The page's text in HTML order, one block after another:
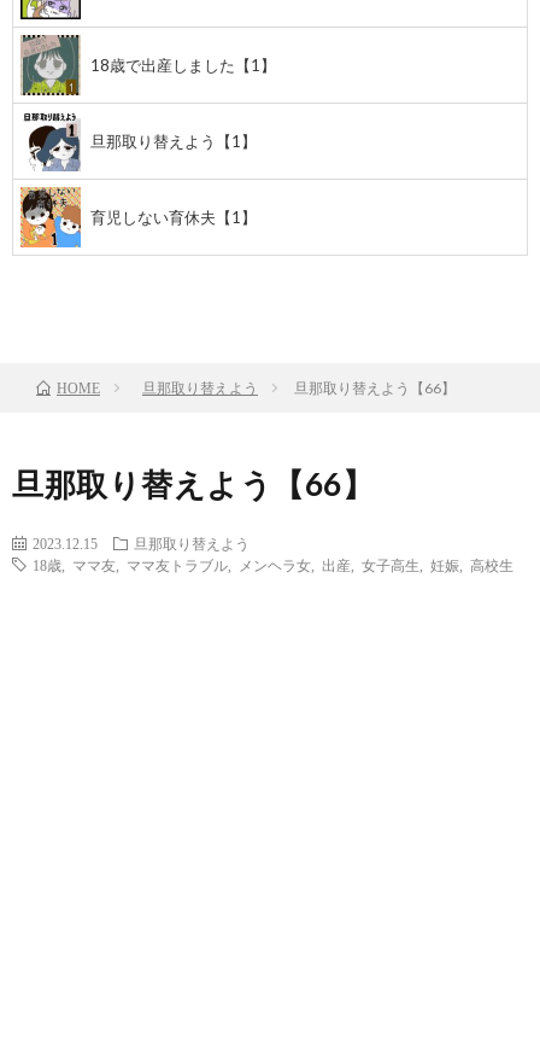
18歳で出産しました【1】
旦那取り替えよう【1】
育児しない育休夫【1】
HOME 旦那取り替えよう 旦那取り替えよう【66】
旦那取り替えよう【66】
2023.12.15
旦那取り替えよう
18歳
ママ友 ママ友トラブル メンヘラ女 出産 女子高生 妊娠 高校生